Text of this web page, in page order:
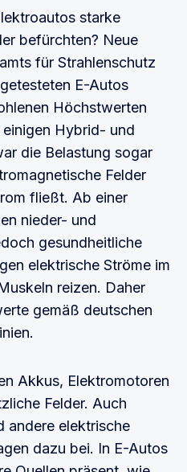
starke
befürchten? Neue
für Strahlenschutz
E-Autos
Höchstwerten
einigen Hybrid- und
die Belastung sogar
Felder
fließt. Ab einer
nieder- und
gesundheitliche
elektrische Ströme im
reizen. Daher
gemäß deutschen
Akkus, Elektromotoren
Felder. Auch
andere elektrische
dazu bei. In E-Autos